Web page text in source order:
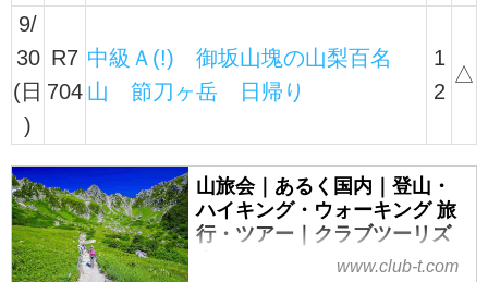
9/
30
(日
)
R7
704
中級Ａ(!) 御坂山塊の山梨百名
山 節刀ヶ岳 日帰り
1
2
△
山旅会｜あるく国内｜登山・
ハイキング・ウォーキング 旅
行・ツアー｜クラブツーリズ
www.club-t.com